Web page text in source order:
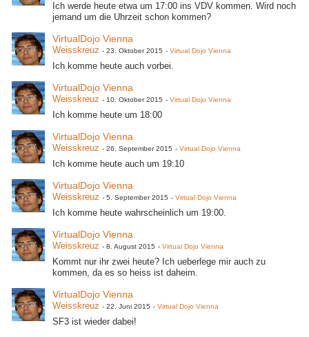
Ich werde heute etwa um 17:00 ins VDV kommen. Wird noch
jemand um die Uhrzeit schon kommen?
VirtualDojo Vienna
Weisskreuz - 23. Oktober 2015 - Virtual Dojo Vienna
Ich komme heute auch vorbei.
VirtualDojo Vienna
Weisskreuz - 10. Oktober 2015 - Virtual Dojo Vienna
Ich komme heute um 18:00
VirtualDojo Vienna
Weisskreuz - 26. September 2015 - Virtual Dojo Vienna
Ich komme heute auch um 19:10
VirtualDojo Vienna
Weisskreuz - 5. September 2015 - Virtual Dojo Vienna
Ich komme heute wahrscheinlich um 19:00.
VirtualDojo Vienna
Weisskreuz - 8. August 2015 - Virtual Dojo Vienna
Kommt nur ihr zwei heute? Ich ueberlege mir auch zu
kommen, da es so heiss ist daheim.
VirtualDojo Vienna
Weisskreuz - 22. Juni 2015 - Virtual Dojo Vienna
SF3 ist wieder dabei!